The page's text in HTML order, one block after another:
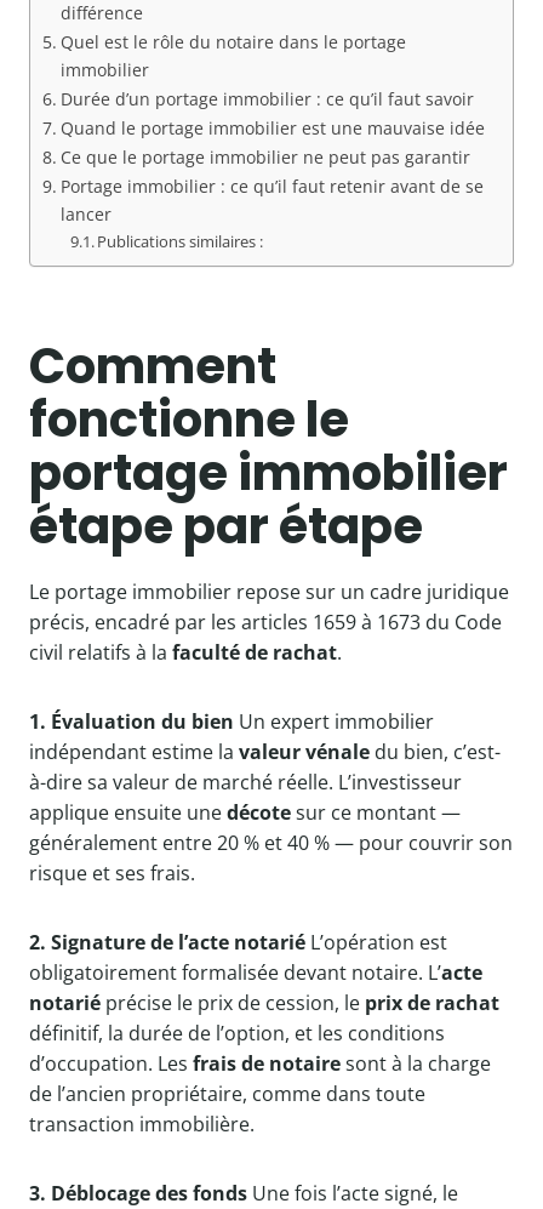
différence
Quel est le rôle du notaire dans le portage
immobilier
Durée d’un portage immobilier : ce qu’il faut savoir
Quand le portage immobilier est une mauvaise idée
Ce que le portage immobilier ne peut pas garantir
Portage immobilier : ce qu’il faut retenir avant de se
lancer
Publications similaires :
Comment
fonctionne le
portage immobilier
étape par étape
Le portage immobilier repose sur un cadre juridique
précis, encadré par les articles 1659 à 1673 du Code
civil relatifs à la faculté de rachat.
1. Évaluation du bien Un expert immobilier
indépendant estime la valeur vénale du bien, c’est-
à-dire sa valeur de marché réelle. L’investisseur
applique ensuite unedécotesur ce montant —
généralement entre 20 % et 40 % — pour couvrir son
risque et ses frais.
2. Signature de l’acte notarié L’opération est
obligatoirement formalisée devant notaire. L’acte
notarié précise le prix de cession, le prix de rachat
définitif, la durée de l’option, et les conditions
d’occupation. Les frais de notairesont à la charge
de l’ancien propriétaire, comme dans toute
transaction immobilière.
3. Déblocage des fonds Une fois l’acte signé, le